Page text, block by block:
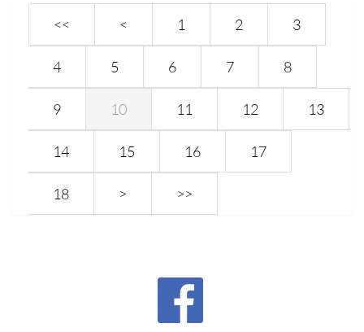
<< < 1 2 3
4 5 6 7 8
9 10 11 12 13
14 15 16 17
18 > >>